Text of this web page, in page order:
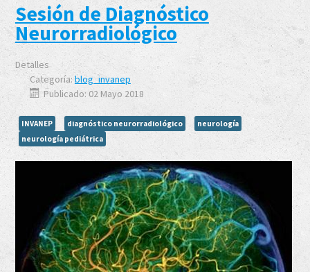
Sesión de Diagnóstico
Neurorradiológico
Detalles
Categoría: blog_invanep
Publicado: 02 Mayo 2018
INVANEP diagnóstico neurorradiológico
neurología
neurología pediátrica